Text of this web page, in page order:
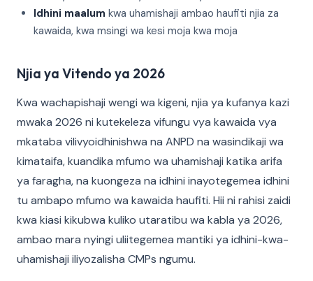
Idhini maalum kwa uhamishaji ambao haufiti njia za
kawaida, kwa msingi wa kesi moja kwa moja
Njia ya Vitendo ya 2026
Kwa wachapishaji wengi wa kigeni, njia ya kufanya kazi
mwaka 2026 ni kutekeleza vifungu vya kawaida vya
mkataba vilivyoidhinishwa na ANPD na wasindikaji wa
kimataifa, kuandika mfumo wa uhamishaji katika arifa
ya faragha, na kuongeza na idhini inayotegemea idhini
tu ambapo mfumo wa kawaida haufiti. Hii ni rahisi zaidi
kwa kiasi kikubwa kuliko utaratibu wa kabla ya 2026,
ambao mara nyingi uliitegemea mantiki ya idhini-kwa-
uhamishaji iliyozalisha CMPs ngumu.